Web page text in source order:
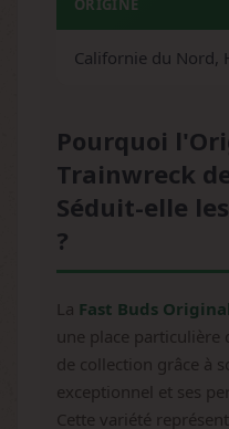
ORIGINE
Californie du Nord,
Pourquoi
Trainwreck
Séduit-elle
?
La Fast Buds
une place particulière
de collection grâce à
exceptionnel et ses
Cette variété